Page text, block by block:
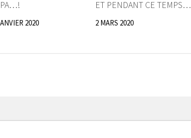
2020
ET PENDANT CE TEMPS…
2 MARS 2020